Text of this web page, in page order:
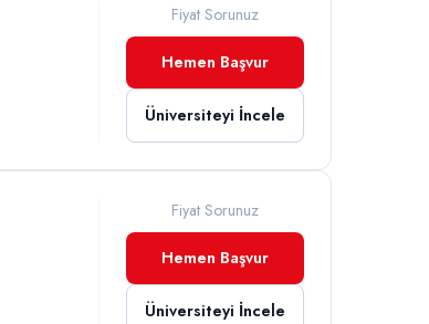
Fiyat Sorunuz
Hemen Başvur
Üniversiteyi İncele
Fiyat Sorunuz
Hemen Başvur
Üniversiteyi İncele